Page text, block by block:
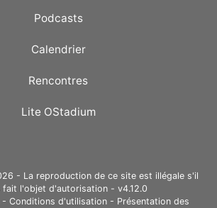
Podcasts
Calendrier
Rencontres
Lite OStadium
- La reproduction de ce site est illégale s'il
fait l'objet d'autorisation - v4.12.0
- Conditions d'utilisation- Présentation des